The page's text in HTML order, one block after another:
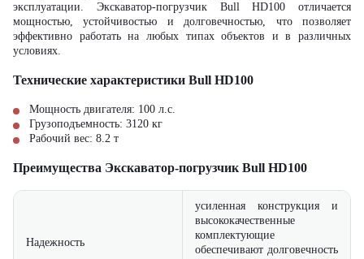
эксплуатации. Экскаватор-погрузчик Bull HD100 отличается
мощностью, устойчивостью и долговечностью, что позволяет
эффективно работать на любых типах объектов и в различных
условиях.
Технические характеристики Bull HD100
Мощность двигателя: 100 л.с.
Грузоподъемность: 3120 кг
Рабочий вес: 8.2 т
Преимущества Экскаватор-погрузчик Bull HD100
Надежность
усиленная конструкция и
высококачественные
комплектующие
обеспечивают долговечность